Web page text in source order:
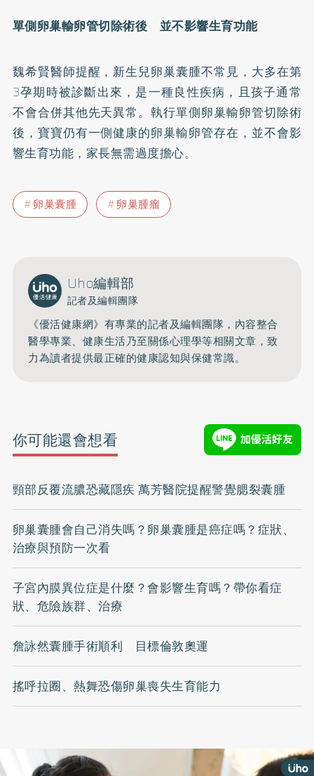
單側卵巢輸卵管切除術後 並不影響生育功能
魏希賢醫師提醒，新生兒卵巢囊腫不常見，大多在第
3孕期時被診斷出來，是一種良性疾病，且孩子通常
不會合併其他先天異常。執行單側卵巢輸卵管切除術
後，寶寶仍有一側健康的卵巢輸卵管存在，並不會影
響生育功能，家長無需過度擔心。
卵巢囊腫 卵巢腫瘤
Uho編輯部
記者及編輯團隊
《優活健康網》有專業的記者及編輯團隊，內容整合
醫學專業、健康生活乃至關係心理學等相關文章，致
力為讀者提供最正確的健康認知與保健常識。
你可能還會想看
頸部反覆流膿恐藏隱疾 萬芳醫院提醒警覺腮裂囊腫
卵巢囊腫會自己消失嗎？卵巢囊腫是癌症嗎？症狀、
治療與預防一次看
子宮內膜異位症是什麼？會影響生育嗎？帶你看症
狀、危險族群、治療
詹詠然囊腫手術順利 目標倫敦奧運
搖呼拉圈、熱舞恐傷卵巢喪失生育能力